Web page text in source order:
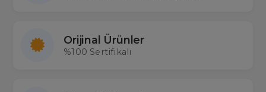
Orijinal Ürünler
%100 Sertifikalı